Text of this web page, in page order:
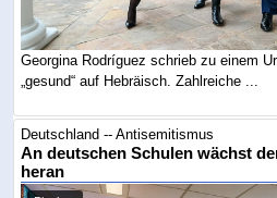
Georgina Rodríguez schrieb zu einem
„gesund“ auf Hebräisch. Zahlreiche ...
Deutschland -- Antisemitismus
An deutschen Schulen wächst
heran